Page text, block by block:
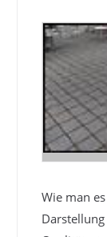
Wie man